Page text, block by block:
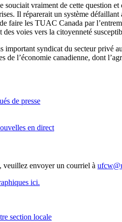
souciait vraiment de cette question et
. Il réparerait un système défaillant
de faire les TUAC Canada par
des voies vers la citoyenneté
important syndicat du secteur privé
de l’économie canadienne, dont
de presse
en direct
veuillez envoyer un courriel à
ici.
section locale